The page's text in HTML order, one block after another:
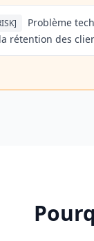
]
Problème
rétention des